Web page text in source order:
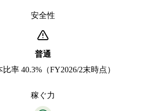
安全性
普通
率 40.3%（FY2026/2末時点）
稼ぐ力